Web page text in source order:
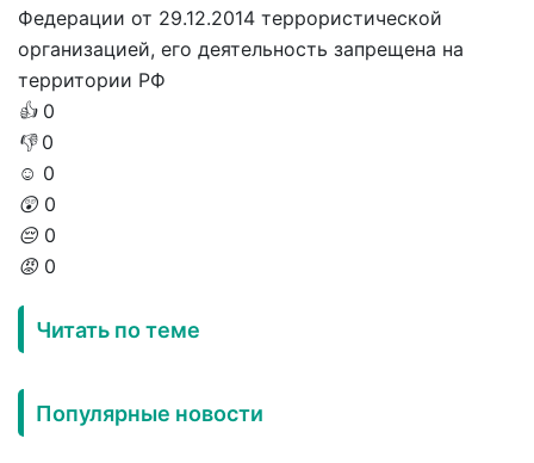
Федерации от 29.12.2014 террористической
организацией, его деятельность запрещена на
территории РФ
👍 0
👎 0
☺️ 0
😲 0
😔 0
😡 0
Читать по теме
Популярные новости